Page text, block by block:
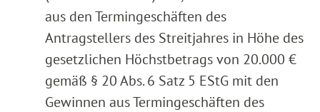
aus den Termingeschäften des
Antragstellers des Streitjahres in Höhe des
gesetzlichen Höchstbetrags von 20.000 €
gemäß § 20 Abs. 6 Satz 5 EStG mit den
Gewinnen aus Termingeschäften des